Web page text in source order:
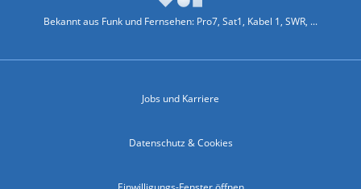
Bekannt aus Funk und Fernsehen: Pro7, Sat1, Kabel 1, SWR, ...
Jobs und Karriere
Datenschutz & Cookies